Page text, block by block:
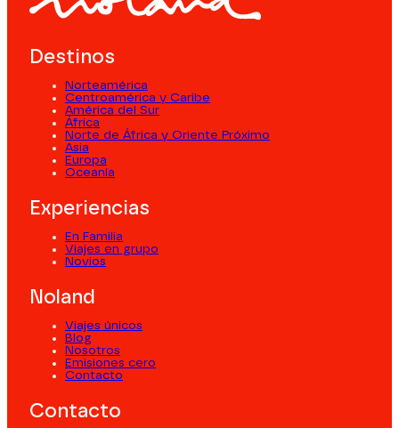
Destinos
Norteamérica
Centroamérica y Caribe
América del Sur
África
Norte de África y Oriente Próximo
Asia
Europa
Oceanía
Experiencias
En Familia
Viajes en grupo
Novios
Noland
Viajes únicos
Blog
Nosotros
Emisiones cero
Contacto
Contacto